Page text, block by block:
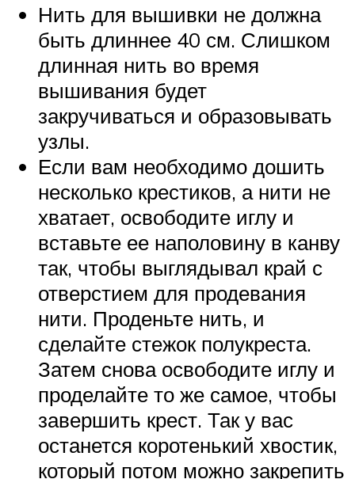
Нить для вышивки не должна
быть длиннее 40 см. Слишком
длинная нить во время
вышивания будет
закручиваться и образовывать
узлы.
Если вам необходимо дошить
несколько крестиков, а нити не
хватает, освободите иглу и
вставьте ее наполовину в канву
так, чтобы выглядывал край с
отверстием для продевания
нити. Проденьте нить, и
сделайте стежок полукреста.
Затем снова освободите иглу и
проделайте то же самое, чтобы
завершить крест. Так у вас
останется коротенький хвостик,
который потом можно закрепить